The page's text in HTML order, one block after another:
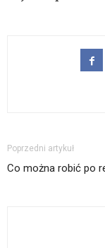
Poprzedni artykuł
Co można robić po